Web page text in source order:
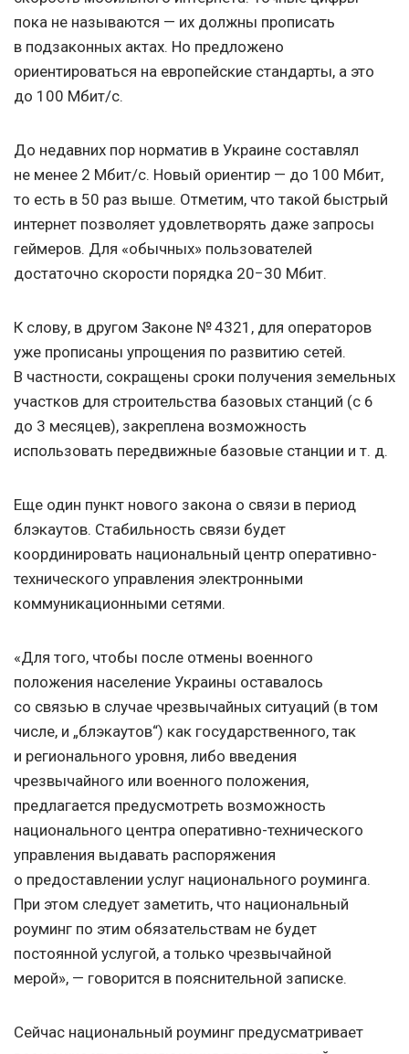
пока не называются — их должны прописать
в подзаконных актах. Но предложено
ориентироваться на европейские стандарты, а это
до 100 Мбит/с.
До недавних пор норматив в Украине составлял
не менее 2 Мбит/с. Новый ориентир — до 100 Мбит,
то есть в 50 раз выше. Отметим, что такой быстрый
интернет позволяет удовлетворять даже запросы
геймеров. Для «обычных» пользователей
достаточно скорости порядка 20−30 Мбит.
К слову, в другом Законе № 4321, для операторов
уже прописаны упрощения по развитию сетей.
В частности, сокращены сроки получения земельных
участков для строительства базовых станций (с 6
до 3 месяцев), закреплена возможность
использовать передвижные базовые станции и т. д.
Еще один пункт нового закона о связи в период
блэкаутов. Стабильность связи будет
координировать национальный центр оперативно-
технического управления электронными
коммуникационными сетями.
«Для того, чтобы после отмены военного
положения население Украины оставалось
со связью в случае чрезвычайных ситуаций (в том
числе, и „блэкаутов“) как государственного, так
и регионального уровня, либо введения
чрезвычайного или военного положения,
предлагается предусмотреть возможность
национального центра оперативно-технического
управления выдавать распоряжения
о предоставлении услуг национального роуминга.
При этом следует заметить, что национальный
роуминг по этим обязательствам не будет
постоянной услугой, а только чрезвычайной
мерой», — говорится в пояснительной записке.
Сейчас национальный роуминг предусматривает